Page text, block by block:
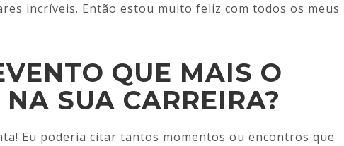
incríveis. Então estou muito feliz com todos os meus
QUE MAIS O
SUA CARREIRA?
Eu poderia citar tantos momentos ou encontros que